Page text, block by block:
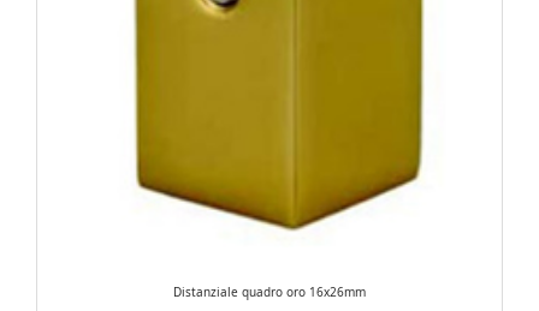
Distanziale quadro oro 16x26mm